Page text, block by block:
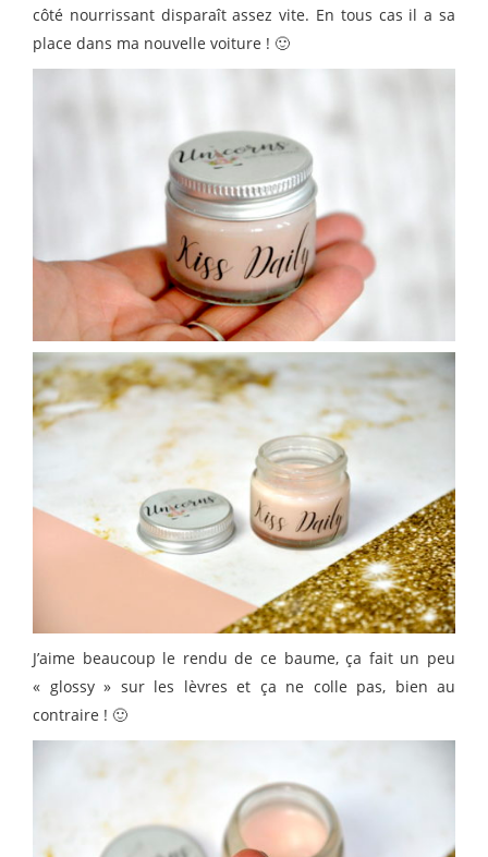
côté nourrissant disparaît assez vite. En tous cas il a sa
place dans ma nouvelle voiture ! 🙂
J’aime beaucoup le rendu de ce baume, ça fait un peu
« glossy » sur les lèvres et ça ne colle pas, bien au
contraire ! 🙂